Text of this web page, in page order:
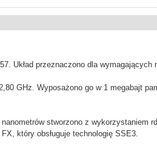
Układ przeznaczono dla wymagających
GHz. Wyposażono go w 1 megabajt
stworzono z wykorzystaniem
który obsługuje technologię SSE3.